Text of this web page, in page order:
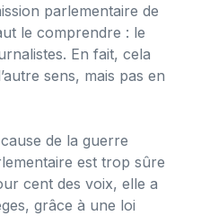
parlementaire de
le comprendre : le
En fait, cela
sens, mais pas en
de la guerre
est trop sûre
cent des voix, elle a
grâce à une loi